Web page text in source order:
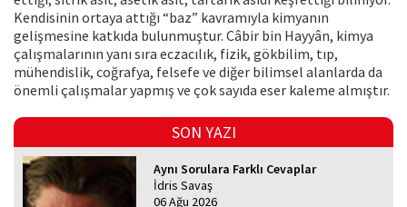
Kendisinin ortaya attığı “baz” kavramıyla kimyanın
gelişmesine katkıda bulunmuştur. Câbir bin Hayyân, kimya
çalışmalarının yanı sıra eczacılık, fizik, gökbilim, tıp,
mühendislik, coğrafya, felsefe ve diğer bilimsel alanlarda da
önemli çalışmalar yapmış ve çok sayıda eser kaleme almıştır.
SON YAZI
Aynı Sorulara Farklı Cevaplar
İdris Savaş
06 Ağu 2026